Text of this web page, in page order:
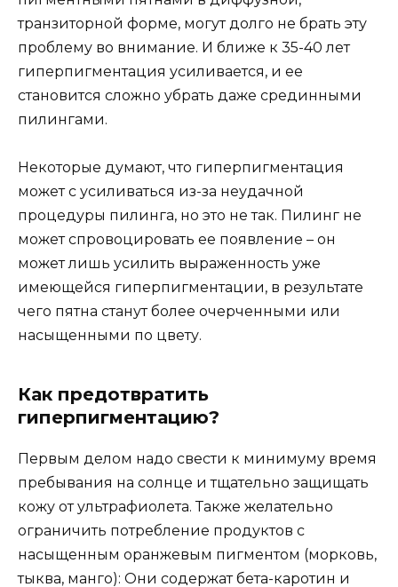
транзиторной форме, могут долго не брать эту
проблему во внимание. И ближе к 35-40 лет
гиперпигментация усиливается, и ее
становится сложно убрать даже срединными
пилингами.
Некоторые думают, что гиперпигментация
может с усиливаться из-за неудачной
процедуры пилинга, но это не так. Пилинг не
может спровоцировать ее появление – он
может лишь усилить выраженность уже
имеющейся гиперпигментации, в результате
чего пятна станут более очерченными или
насыщенными по цвету.
Как предотвратить
гиперпигментацию?
Первым делом надо свести к минимуму время
пребывания на солнце и тщательно защищать
кожу от ультрафиолета. Также желательно
ограничить потребление продуктов с
насыщенным оранжевым пигментом (морковь,
тыква, манго): Они содержат бета-каротин и